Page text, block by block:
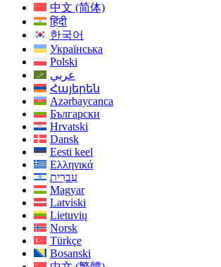
中文 (简体)
हिंदी
한국어
Українська
Polski
عربي
Հայերեն
Azərbaycanca
Български
Hrvatski
Dansk
Eesti keel
Ελληνικά
עִברִית
Magyar
Latviski
Lietuvių
Norsk
Türkçe
Bosanski